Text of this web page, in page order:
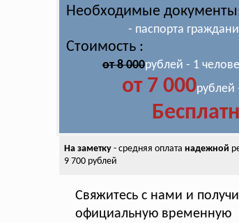
Необходимые
- паспорта
Стоимость :
от 8 000рублей - 1
от 7 000рублей
На заметку- средняя оплата надежной
9 700 рублей
Свяжитесь с нами и
официальную временную